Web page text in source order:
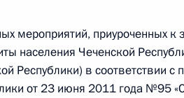
поручений, данных по итогам
в Чеченской
мероприятий, приуроченных к
населения Чеченской
Республики) в соответствии с
от 23 июня 2011 года №95